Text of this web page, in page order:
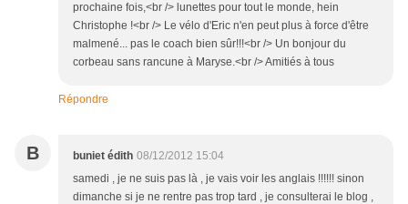
prochaine fois,<br /> lunettes pour tout le monde, hein
Christophe !<br /> Le vélo d'Eric n'en peut plus à force d'être
malmené... pas le coach bien sûr!!!<br /> Un bonjour du
corbeau sans rancune à Maryse.<br /> Amitiés à tous
Répondre
B buniet édith 08/12/2012 15:04
samedi , je ne suis pas là , je vais voir les anglais !!!!!! sinon
dimanche si je ne rentre pas trop tard , je consulterai le blog ,